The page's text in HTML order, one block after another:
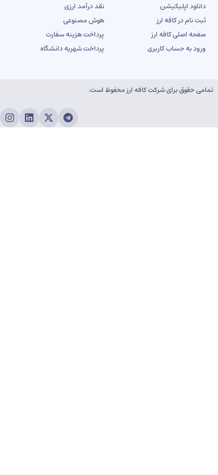
اپلیکیشن
نام در کافه ارز
اصلی کافه ارز
به حساب کاربری
نقد درآمد ارزی
هوش مصنوعی
پرداخت هزینه سفارت
پرداخت شهریه دانشگاه
حقوق برای شرکت کافه ارز محفوظ است.